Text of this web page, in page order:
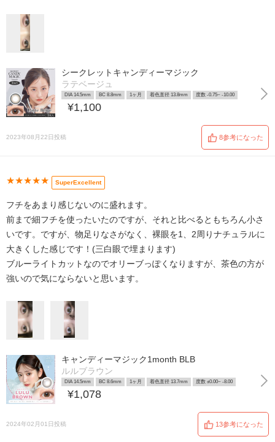
シークレットキャンディーマジック
ラテベージュ
DIA 14.5mm BC 8.8mm 1ヶ月 着色直径 13.8mm 度数 -0.75~ -10.00
¥1,100
2023年08月22日投稿 8参考になった
★★★★★ SuperExcellent
フチをあまり感じないのに盛れます。
前まで細フチを使ったいたのですが、それと比べるともちろん小さ
いです。ですが、物足りなさがなく、裸眼を1、2周りナチュラルに
大きくした感じです！(三白眼で埋まります)
ブルーライトカットなのでオリーブっぽくなりますが、茶色の方が
強いので気にならないと思います。
キャンディーマジック1month BLB
ルルブラウン
DIA 14.5mm BC 8.6mm 1ヶ月 着色直径 13.7mm 度数 ±0.00~ -8.00
¥1,078
2024年02月01日投稿 13参考になった